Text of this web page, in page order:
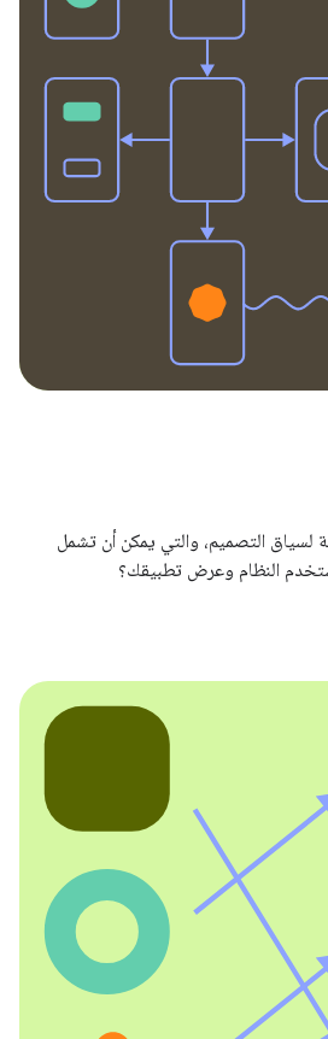
لسياق التصميم، والتي يمكن أن تشمل
النظام وعرض تطبيقك؟